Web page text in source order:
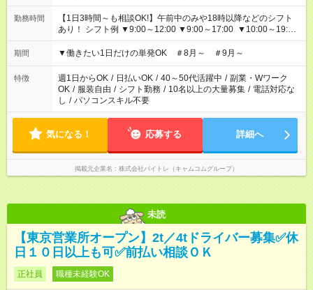
勤務時間
【1日3時間～も相談OK!】午前中のみや18時以降などのシフト
あり！ シフト例 ▼9:00～12:00 ▼9:00～17:00 ▼10:00～19:00
▼18:00～21:00
期間 ▼働きたい1日だけの単発OK ＃8月～ ＃9月～
特徴 週1日からOK / 日払いOK / 40～50代活躍中 / 副業・Wワーク
OK / 服装自由 / シフト勤務 / 10名以上の大量募集 / 電話対応な
し / パソコンスキル不要
気になる！ 応募する 詳細へ
掲載元企業名 株式会社バイトレ（キャムコムグループ）
未読
【東京営業所オープン】2t／4tドライバー募集✅休
日１０日以上も可✅前払い相談ＯＫ
正社員 職種未経験OK